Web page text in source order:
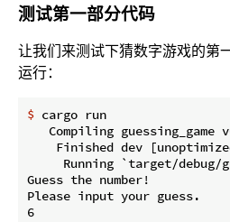
测试第一部分代码
让我们来测试下猜数字游戏的第
运行：
$ cargo run
Compiling guessing_game
Finished dev
Running `target/debug/
Guess the number!
Please input your guess.
6